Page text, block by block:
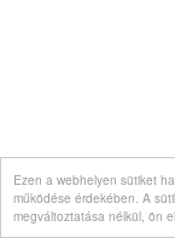
Ezen a webhelyen sütiket
működése érdekében. A
megváltoztatása nélkül, ön